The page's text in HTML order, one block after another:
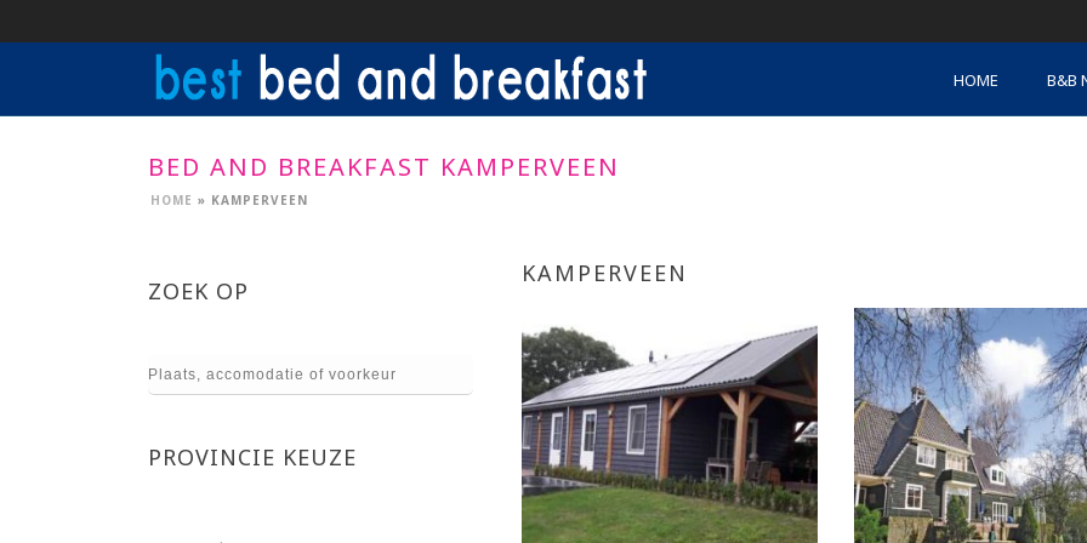
HOME B&B
BED AND BREAKFAST KAMPERVEEN
HOME » KAMPERVEEN
KAMPERVEEN
ZOEK OP
PROVINCIE KEUZE